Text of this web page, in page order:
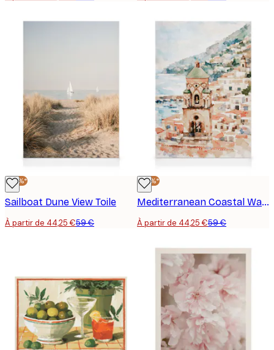
-25%*
Sailboat Dune View Toile
À partir de 44,25 €59 €
-25%*
Mediterranean Coastal Watercolor Toile
À partir de 44,25 €59 €